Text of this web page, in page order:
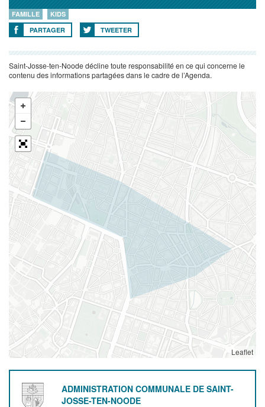
FAMILLE
KIDS
PARTAGER
TWEETER
Saint-Josse-ten-Noode décline toute responsabilité en ce qui concerne le
contenu des informations partagées dans le cadre de l’Agenda.
Leaflet
ADMINISTRATION COMMUNALE DE SAINT-
JOSSE-TEN-NOODE